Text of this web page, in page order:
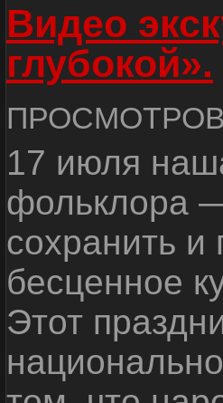
Видео
глубокой».
ПРОСМОТРОВ
17 июля
фольклора
сохранить
бесценное
Этот